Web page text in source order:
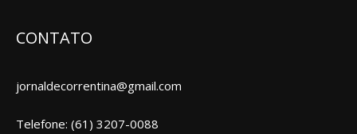
CONTATO
jornaldecorrentina@gmail.com
Telefone: (61) 3207-0088